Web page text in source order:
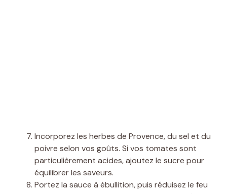
Incorporez les herbes de Provence, du sel et du
poivre selon vos goûts. Si vos tomates sont
particulièrement acides, ajoutez le sucre pour
équilibrer les saveurs.
Portez la sauce à ébullition, puis réduisez le feu